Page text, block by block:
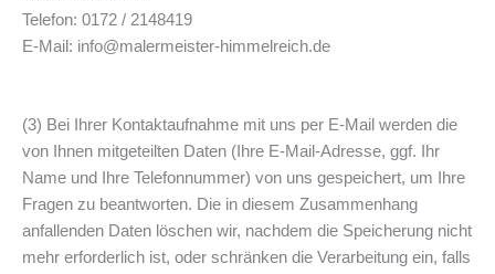
Telefon: 0172 / 2148419
E-Mail: info@malermeister-himmelreich.de
(3) Bei Ihrer Kontaktaufnahme mit uns per E-Mail werden die
von Ihnen mitgeteilten Daten (Ihre E-Mail-Adresse, ggf. Ihr
Name und Ihre Telefonnummer) von uns gespeichert, um Ihre
Fragen zu beantworten. Die in diesem Zusammenhang
anfallenden Daten löschen wir, nachdem die Speicherung nicht
mehr erforderlich ist, oder schränken die Verarbeitung ein, falls